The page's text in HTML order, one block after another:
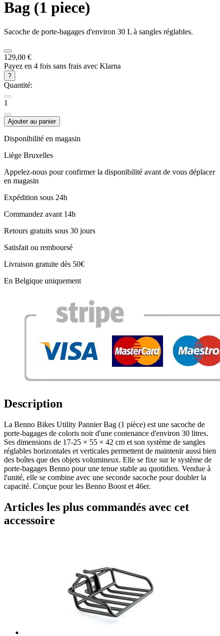
Bag (1 piece)
Sacoche de porte-bagages d'environ 30 L à sangles réglables.
129,00 €
Payez en 4 fois sans frais avec Klarna
?
Quantité:
1
Ajouter au panier
Disponibilité en magasin
Liège Bruxelles
Appelez-nous pour confirmer la disponibilité avant de vous déplacer
en magasin
Expédition sous 24h
Commandez avant 14h
Retours gratuits sous 30 jours
Satisfait ou remboursé
Livraison gratuite dès 50€
En Belgique uniquement
Description
La Benno Bikes Utility Pannier Bag (1 pièce) est une sacoche de
porte-bagages de coloris noir d'une contenance d'environ 30 litres.
Ses dimensions de 17-25 × 55 × 42 cm et son système de sangles
réglables horizontales et verticales permettent de maintenir aussi bien
des boîtes que des objets volumineux. Elle se fixe sur le système de
porte-bagages Benno pour une tenue stable au quotidien. Vendue à
l'unité, elle se combine avec une seconde sacoche pour doubler la
capacité. Conçue pour les Benno Boost et 46er.
Articles les plus commandés avec cet
accessoire